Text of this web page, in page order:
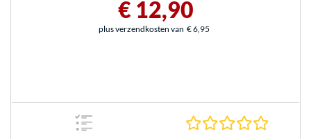
€ 12,90
plus verzendkosten van € 6,95